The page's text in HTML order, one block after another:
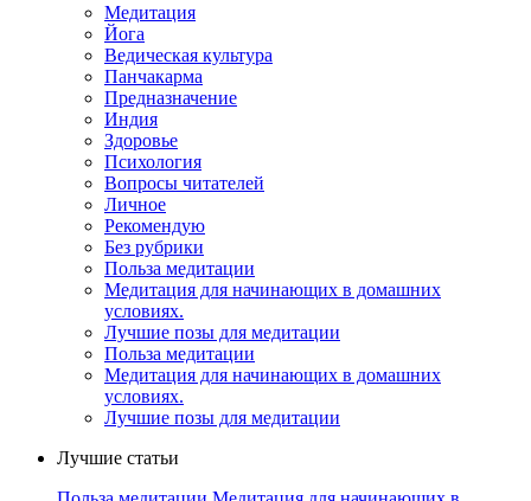
Медитация
Йога
Ведическая культура
Панчакарма
Предназначение
Индия
Здоровье
Психология
Вопросы читателей
Личное
Рекомендую
Без рубрики
Польза медитации
Медитация для начинающих в домашних
условиях.
Лучшие позы для медитации
Польза медитации
Медитация для начинающих в домашних
условиях.
Лучшие позы для медитации
Лучшие cтатьи